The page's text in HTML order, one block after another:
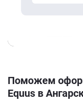
Поможем
Equus в